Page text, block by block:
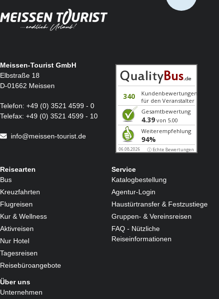
Meissen-Tourist GmbH
Elbstraße 18
D-01662 Meissen
Telefon: +49 (0) 3521 4599 - 0
Telefax: +49 (0) 3521 4599 - 10
info@meissen-tourist.de
Reisearten
Bus
Kreuzfahrten
Flugreisen
Kur & Wellness
Aktivreisen
Nur Hotel
Tagesreisen
Reisebüroangebote
Service
Katalogbestellung
Agentur-Login
Haustürtransfer & Festzustiege
Gruppen- & Vereinsreisen
FAQ - Nützliche
Reiseinformationen
Über uns
Unternehmen